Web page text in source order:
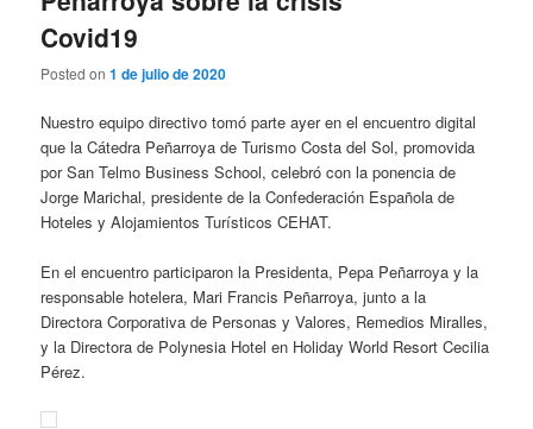
Covid19
Posted on1 de julio de 2020
Nuestro equipo directivo tomó parte ayer en el encuentro digital
que la Cátedra Peñarroya de Turismo Costa del Sol, promovida
por San Telmo Business School, celebró con la ponencia de
Jorge Marichal, presidente de la Confederación Española de
Hoteles y Alojamientos Turísticos CEHAT.
En el encuentro participaron la Presidenta, Pepa Peñarroya y la
responsable hotelera, Mari Francis Peñarroya, junto a la
Directora Corporativa de Personas y Valores, Remedios Miralles,
y la Directora de Polynesia Hotel en Holiday World Resort Cecilia
Pérez.